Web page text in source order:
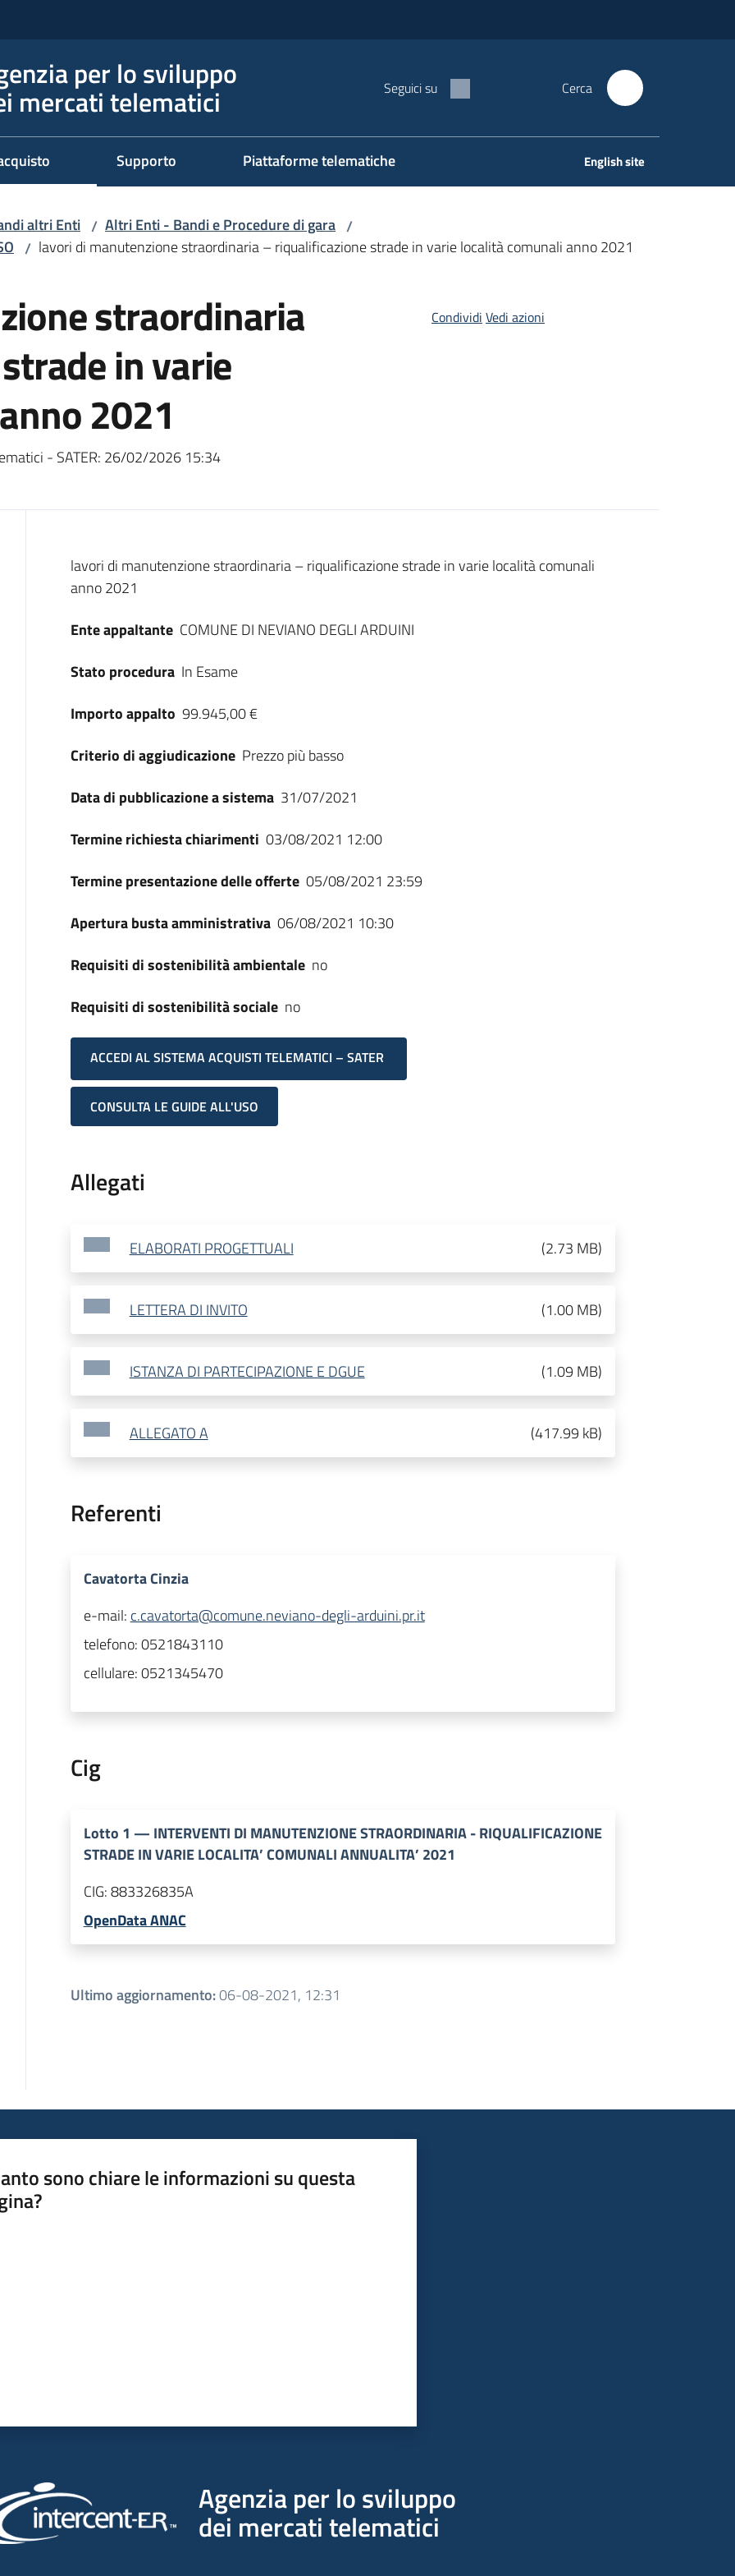
per lo sviluppo
mercati telematici Seguici su Cerca
Supporto Piattaforme telematiche English site
altri Enti / Altri Enti - Bandi e Procedure di gara /
/ lavori di manutenzione straordinaria – riqualificazione strade in varie località comunali anno 2021
straordinaria
in varie
2021
- SATER: 26/02/2026 15:34
Condividi Vedi azioni
Dati del bando
lavori di manutenzione straordinaria – riqualificazione strade in varie località comunali
anno 2021
Ente appaltante COMUNE DI NEVIANO DEGLI ARDUINI
Stato procedura In Esame
Importo appalto 99.945,00 €
Criterio di aggiudicazione Prezzo più basso
Data di pubblicazione a sistema 31/07/2021
Termine richiesta chiarimenti 03/08/2021 12:00
Termine presentazione delle offerte 05/08/2021 23:59
Apertura busta amministrativa 06/08/2021 10:30
Requisiti di sostenibilità ambientale no
Requisiti di sostenibilità sociale no
ACCEDI AL SISTEMA ACQUISTI TELEMATICI – SATER
CONSULTA LE GUIDE ALL'USO
Allegati
ELABORATI PROGETTUALI (2.73 MB)
LETTERA DI INVITO (1.00 MB)
ISTANZA DI PARTECIPAZIONE E DGUE (1.09 MB)
ALLEGATO A (417.99 kB)
Referenti
Cavatorta Cinzia
e-mail: c.cavatorta@comune.neviano-degli-arduini.pr.it
telefono:0521843110
cellulare:0521345470
Cig
Lotto 1 — INTERVENTI DI MANUTENZIONE STRAORDINARIA - RIQUALIFICAZIONE
STRADE IN VARIE LOCALITA’ COMUNALI ANNUALITA’ 2021
CIG:883326835A
OpenData ANAC
Ultimo aggiornamento:06-08-2021, 12:31
sono chiare le informazioni su questa
Agenzia per lo sviluppo
dei mercati telematici